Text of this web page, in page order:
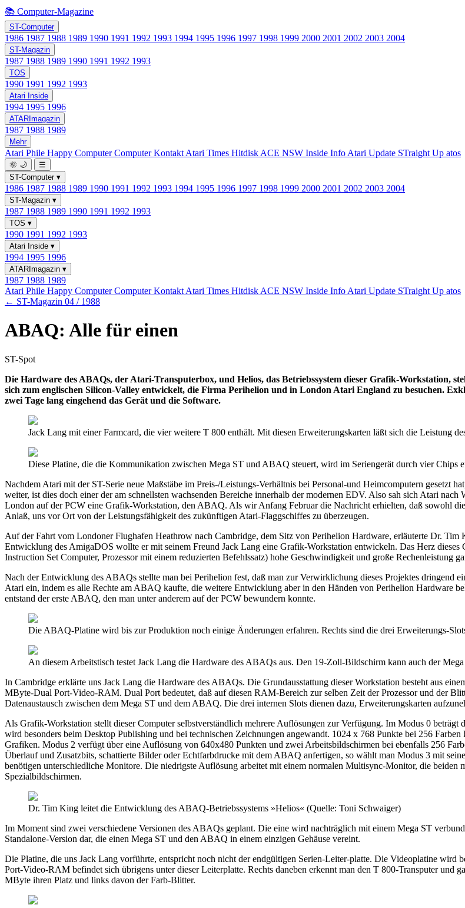
📚 Computer-Magazine
ST-Computer
1986 1987 1988 1989 1990 1991 1992 1993 1994 1995 1996 1997 1998 1999 2000 2001 2002 2003 2004
ST-Magazin
1987 1988 1989 1990 1991 1992 1993
TOS
1990 1991 1992 1993
Atari Inside
1994 1995 1996
ATARImagazin
1987 1988 1989
Mehr
Atari Phile Happy ComputerComputer Kontakt Atari Times Hitdisk ACE NSW Inside Info Atari Update STraight Up atos
🌞 🌙
☰
ST-Computer ▾
1986 1987 1988 1989 1990 1991 1992 1993 1994 1995 1996 1997 1998 1999 2000 2001 2002 2003 2004
ST-Magazin ▾
1987 1988 1989 1990 1991 1992 1993
TOS ▾
1990 1991 1992 1993
Atari Inside ▾
1994 1995 1996
ATARImagazin ▾
1987 1988 1989
Atari Phile Happy ComputerComputer Kontakt Atari Times Hitdisk ACE NSW Inside Info Atari Update STraight Up atos
← ST-Magazin 04 / 1988
ABAQ: Alle für einen
ST-Spot
Die Hardware des ABAQs, der Atari-Transputerbox, und Helios, das Betriebssystem dieser Grafik-Workstation,
sich zum englischen Silicon-Valley entwickelt, die Firma Perihelion und in London Atari England zu besuchen.
zwei Tage lang eingehend das Gerät und die Software.
Jack Lang mit einer Farmcard, die vier weitere T 800 enthält. Mit diesen Erweiterungskarten läßt sich die Leistung
Diese Platine, die die Kommunikation zwischen Mega ST und ABAQ steuert, wird im Seriengerät durch vier Chips
Nachdem Atari mit der ST-Serie neue Maßstäbe im Preis-/Leistungs-Verhältnis bei Personal-und Heimcomputern gesetzt
weiter, ist dies doch einer der am schnellsten wachsenden Bereiche innerhalb der modernen EDV. Also sah sich Atari
London auf der PCW eine Grafik-Workstation, den ABAQ. Als wir Anfang Februar die Nachricht erhielten, daß sowohl
Anlaß, uns vor Ort von der Leistungsfähigkeit des zukünftigen Atari-Flaggschiffes zu überzeugen.
Auf der Fahrt vom Londoner Flughafen Heathrow nach Cambridge, dem Sitz von Perihelion Hardware, erläuterte Dr.
Entwicklung des AmigaDOS wollte er mit seinem Freund Jack Lang eine Grafik-Workstation entwickeln. Das Herz dieses
Instruction Set Computer, Prozessor mit einem reduzierten Befehlssatz) hohe Geschwindigkeit und große Rechenleistung
Nach der Entwicklung des ABAQs stellte man bei Perihelion fest, daß man zur Verwirklichung dieses Projektes dringend
Atari ein, indem es alle Rechte am ABAQ kaufte, die weitere Entwicklung aber in den Händen von Perihelion Hardware
entstand der erste ABAQ, den man unter anderem auf der PCW bewundern konnte.
Die ABAQ-Platine wird bis zur Produktion noch einige Änderungen erfahren. Rechts sind die drei Erweiterungs-
An diesem Arbeitstisch testet Jack Lang die Hardware des ABAQs aus. Den 19-Zoll-Bildschirm kann auch der
In Cambridge erklärte uns Jack Lang die Hardware des ABAQs. Die Grundausstattung dieser Workstation besteht aus
MByte-Dual Port-Video-RAM. Dual Port bedeutet, daß auf diesen RAM-Bereich zur selben Zeit der Prozessor und der
Datenaustausch zwischen dem Mega ST und dem ABAQ. Die drei internen Slots dienen dazu, Erweiterungskarten
Als Grafik-Workstation stellt dieser Computer selbstverständlich mehrere Auflösungen zur Verfügung. Im Modus 0
wird besonders beim Desktop Publishing und bei technischen Zeichnungen angewandt. 1024 x 768 Punkte bei 256
Grafiken. Modus 2 verfügt über eine Auflösung von 640x480 Punkten und zwei Arbeitsbildschirmen bei ebenfalls 256
Überlauf und Zusatzbits, schattierte Bilder oder Echtfarbdrucke mit dem ABAQ anfertigen, so wählt man Modus 3 mit
benötigen unterschiedliche Monitore. Die niedrigste Auflösung arbeitet mit einem normalen Multisync-Monitor, die beiden
Spezialbildschirmen.
Dr. Tim King leitet die Entwicklung des ABAQ-Betriebssystems »Helios« (Quelle: Toni Schwaiger)
Im Moment sind zwei verschiedene Versionen des ABAQs geplant. Die eine wird nachträglich mit einem Mega ST
Standalone-Version dar, die einen Mega ST und den ABAQ in einem einzigen Gehäuse vereint.
Die Platine, die uns Jack Lang vorführte, entspricht noch nicht der endgültigen Serien-Leiter-platte. Die Videoplatine wird
Port-Video-RAM befindet sich übrigens unter dieser Leiterplatte. Rechts daneben erkennt man den T 800-Transputer und
MByte ihren Platz und links davon der Farb-Blitter.